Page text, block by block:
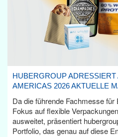
HUBERGROUP
AMERICAS 2026 AKTUELLE
Da die führende Fachmesse
Fokus auf flexible
ausweitet, präsentiert
Portfolio, das genau auf diese